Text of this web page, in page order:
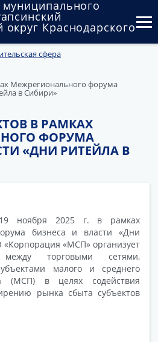
Краснодарского
контроль
сфера
Межрегионального форума
в Сибири»
В РАМКАХ
ФОРУМА
«ДНИ РИТЕЙЛА В
ноября 2025 г. в рамках
бизнеса и власти «Дни
«МСП» организует
торговыми сетями,
малого и среднего
(МСП) в целях содействия
рынка сбыта субъектов